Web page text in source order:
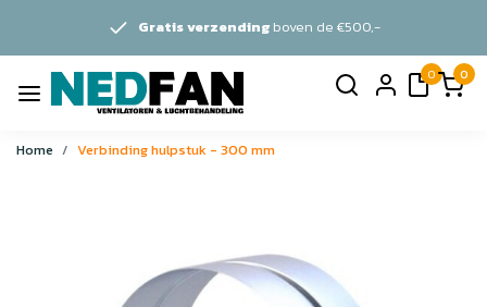
Gratis verzendingboven de €500,-
0 0
Home Verbinding hulpstuk - 300 mm